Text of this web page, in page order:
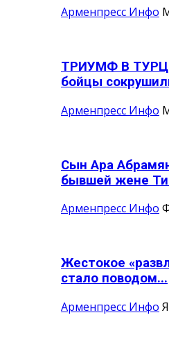
Арменпресс Инфо
ТРИУМФ В
бойцы
Арменпресс Инфо
Сын Ара
бывшей жене
Арменпресс Инфо
Жестокое
стало поводом...
Арменпресс Инфо